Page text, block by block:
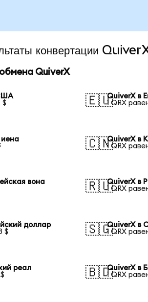
конвертации
QuiverX
$
🇪🇺QuiverX в
1 QRX
иена
🇨🇳QuiverX в
1 QRX
вона
🇷🇺QuiverX в
1 QRX
доллар
$
🇸🇬QuiverX в
1 QRX
реал
🇧🇩QuiverX в
1 QRX